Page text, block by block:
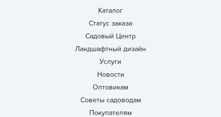
Каталог
Статус заказа
Садовый Центр
Ландшафтный дизайн
Услуги
Новости
Оптовикам
Советы садоводам
Покупателям